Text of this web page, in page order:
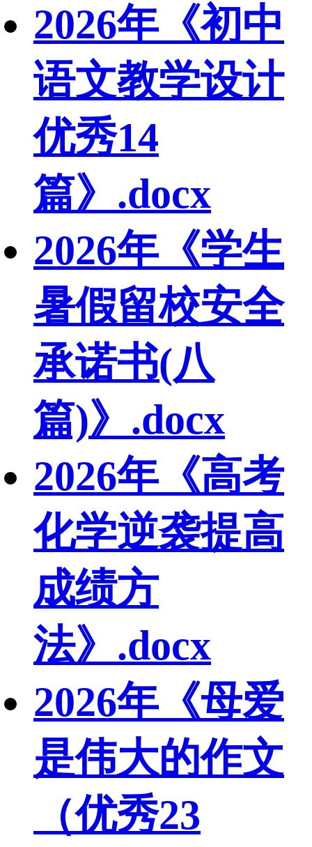
2026年《初中
语文教学设计
优秀14
篇》.docx
2026年《学生
暑假留校安全
承诺书(八
篇)》.docx
2026年《高考
化学逆袭提高
成绩方
法》.docx
2026年《母爱
是伟大的作文
（优秀23